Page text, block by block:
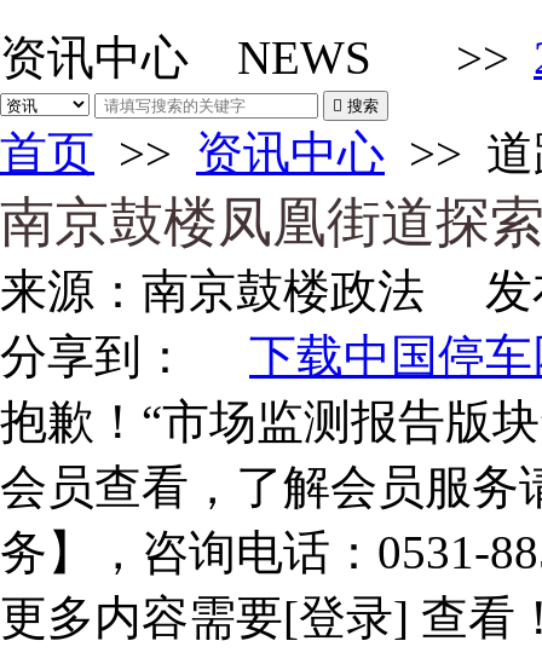
资讯中心 NEWS >>
 搜索
首页 >> 资讯中心 >>
南京鼓楼凤凰街道探
来源： 南京鼓楼政法 发
分享到：
下载中国停车
抱歉！“市场监测报告版
会员查看，了解会员服务
务】，咨询电话：0531-
更多内容需要[登录] 查看